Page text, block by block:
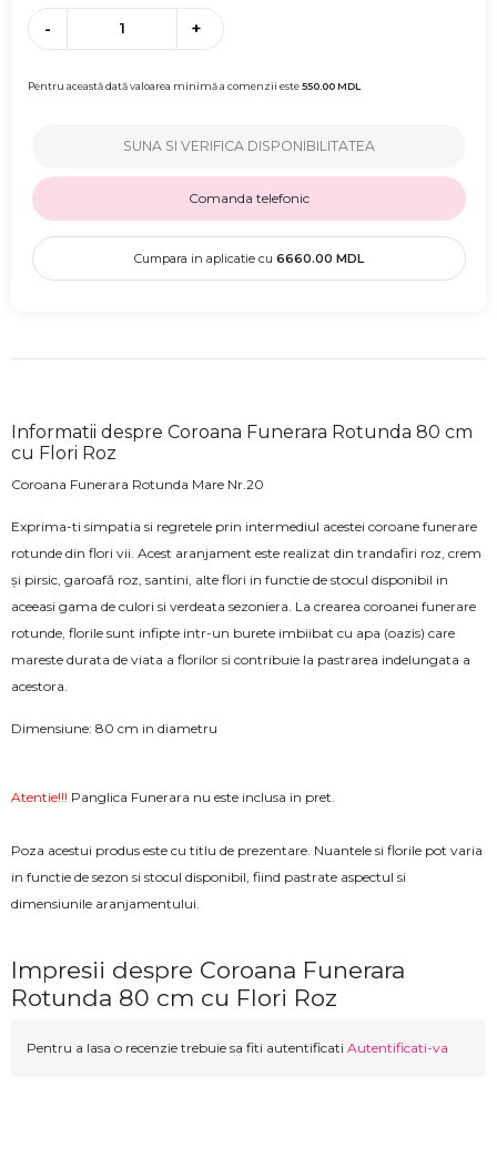
- +
Pentru această dată valoarea minimă a comenzii este550.00MDL
SUNA SI VERIFICA DISPONIBILITATEA
Comanda telefonic
Cumpara in aplicatie cu 6660.00 MDL
Informatii despre Coroana Funerara Rotunda 80 cm
cu Flori Roz
Coroana Funerara Rotunda Mare Nr.20
Exprima-ti simpatia si regretele prin intermediul acestei coroane funerare
rotunde din flori vii. Acest aranjament este realizat din trandafiri roz, crem
și pirsic, garoafă roz, santini, alte flori in functie de stocul disponibil in
aceeasi gama de culori si verdeata sezoniera. La crearea coroanei funerare
rotunde, florile sunt infipte intr-un burete imbiibat cu apa (oazis) care
mareste durata de viata a florilor si contribuie la pastrarea indelungata a
acestora.
Dimensiune: 80 cm in diametru
Atentie!!! Panglica Funerara nu este inclusa in pret.
Poza acestui produs este cu titlu de prezentare. Nuantele si florile pot varia
in functie de sezon si stocul disponibil, fiind pastrate aspectul si
dimensiunile aranjamentului.
Impresii despre Coroana Funerara
Rotunda 80 cm cu Flori Roz
Pentru a lasa o recenzie trebuie sa fiti autentificati Autentificati-va